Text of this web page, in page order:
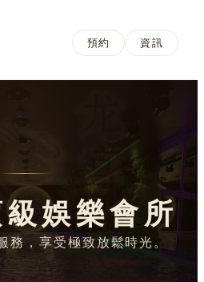
預約 資訊
娛樂會所
務，享受極致放鬆時光。